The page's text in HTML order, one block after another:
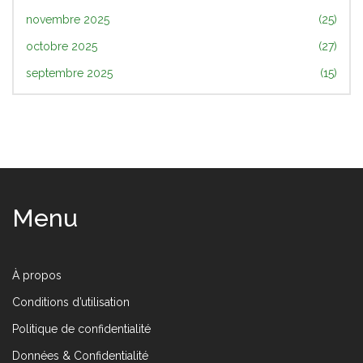
novembre 2025 (25)
octobre 2025 (27)
septembre 2025 (15)
Menu
À propos
Conditions d’utilisation
Politique de confidentialité
Données & Confidentialité